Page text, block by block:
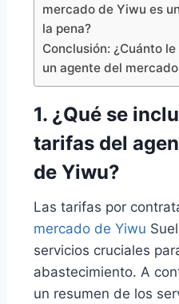
mercado de Yiwu es
la pena?
Conclusión: ¿Cuánto
un agente del
1. ¿Qué se
tarifas del
de Yiwu?
Las tarifas por
mercado de Yiwu
servicios cruciales
abastecimiento. A
un resumen de los